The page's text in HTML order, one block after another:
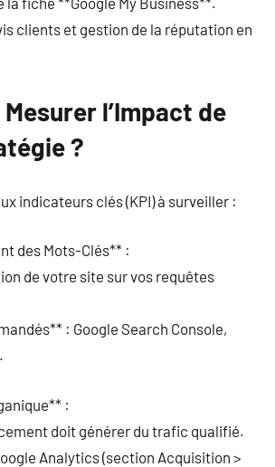
clients et gestion de la réputation en
l’Impact de
?
indicateurs clés (KPI) à surveiller :
des Mots-Clés** :
de votre site sur vos requêtes
: Google Search Console,
:
doit générer du trafic qualifié.
Analytics (section Acquisition >